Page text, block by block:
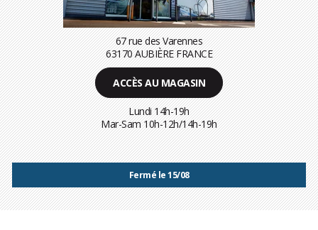
67 rue des Varennes
63170 AUBIÈRE FRANCE
ACCÈS AU MAGASIN
Lundi 14h-19h
Mar-Sam 10h-12h/14h-19h
Fermé le 15/08